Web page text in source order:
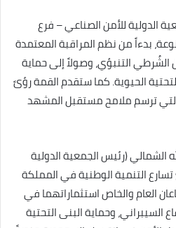
الدولية للأمن الصناعي – فرع
بدءاً من نظم المراقبة المعتمدة
التنبؤي، وصولاً إلى حماية
الحيوية. كما ستقدم القمة رؤىً
ترسم ملامح مستقبل المشهد
الشمالي (رئيس الجمعية الدولية
التنمية الوطنية في المملكة
العام والخاص استثماراتهما في
السيبراني، وحماية البنى التحتية